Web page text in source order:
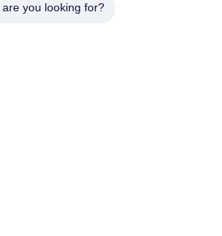
you looking for?